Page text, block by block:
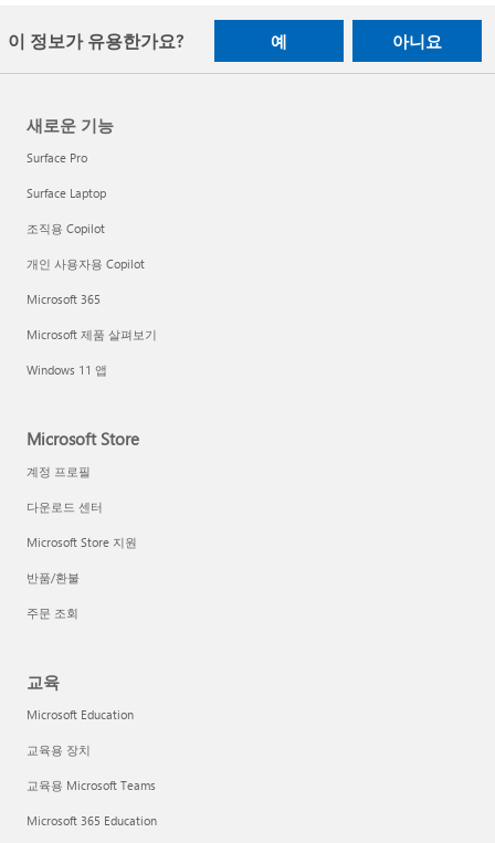
이 정보가 유용한가요? 예 아니요
새로운 기능
Surface Pro
Surface Laptop
조직용 Copilot
개인 사용자용 Copilot
Microsoft 365
Microsoft 제품 살펴보기
Windows 11 앱
Microsoft Store
계정 프로필
다운로드 센터
Microsoft Store 지원
반품/환불
주문 조회
교육
Microsoft Education
교육용 장치
교육용 Microsoft Teams
Microsoft 365 Education